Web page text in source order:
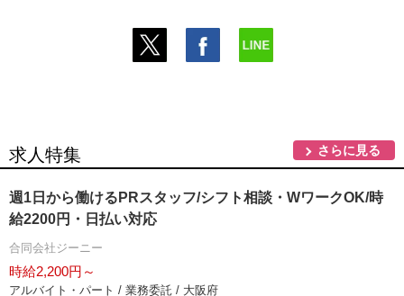
求人特集 さらに見る
週1日から働けるPRスタッフ/シフト相談・WワークOK/時
給2200円・日払い対応
合同会社ジーニー
時給2,200円～
アルバイト・パート / 業務委託 / 大阪府